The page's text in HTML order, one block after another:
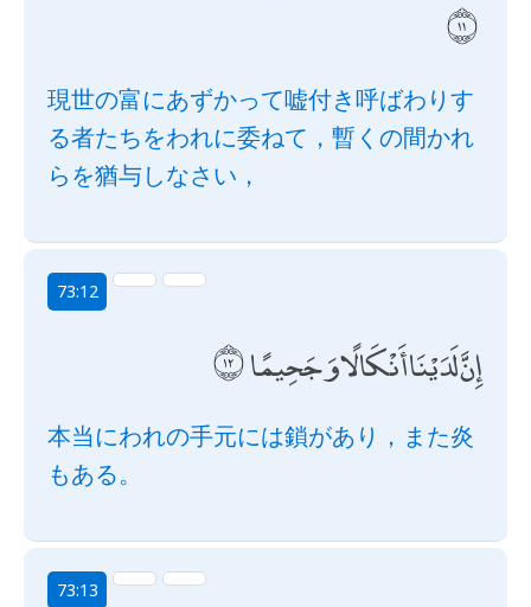
現世の富にあずかって嘘付き呼ばわりす
る者たちをわれに委ねて，暫くの間かれ
らを猶与しなさい，
73:12
إِنَّ لَدَيْنَا أَنْكَالًا وَجَحِيمًا
本当にわれの手元には鎖があり，また炎
もある。
73:13